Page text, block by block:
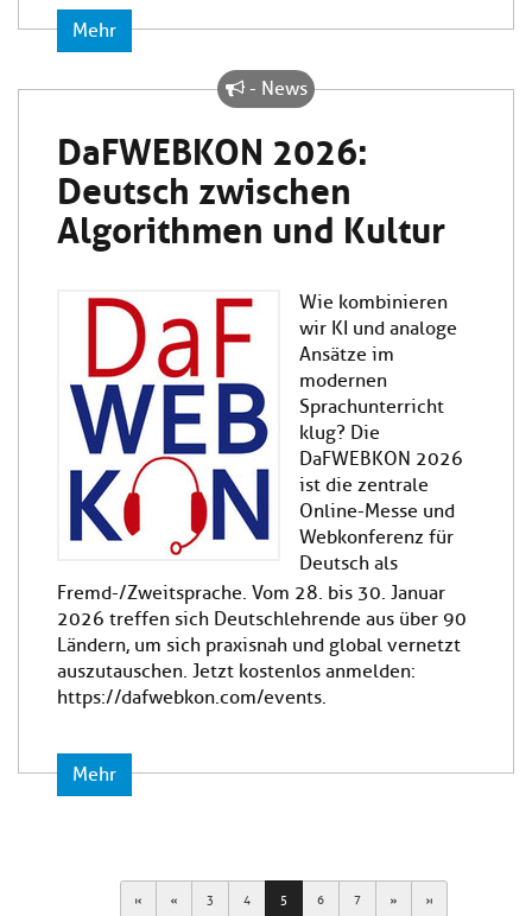
Mehr
DaFWEBKON 2026:
Deutsch zwischen
Algorithmen und Kultur
- News
Wie kombinieren
wir KI und analoge
Ansätze im
modernen
Sprachunterricht
klug? Die
DaFWEBKON 2026
ist die zentrale
Online-Messe und
Webkonferenz für
Deutsch als
Fremd-/Zweitsprache. Vom 28. bis 30. Januar
2026 treffen sich Deutschlehrende aus über 90
Ländern, um sich praxisnah und global vernetzt
auszutauschen. Jetzt kostenlos anmelden:
https://dafwebkon.com/events.
Mehr
First Previous
3 4 5 6 7 Next Last